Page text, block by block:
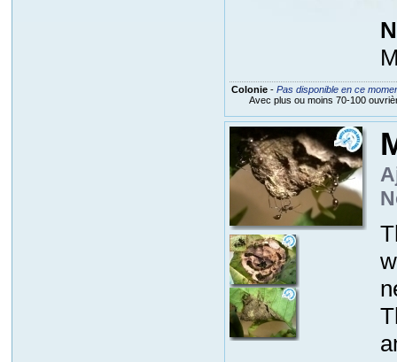
Colonie- Pas disponible en ce
Avec plus ou moins 70-100